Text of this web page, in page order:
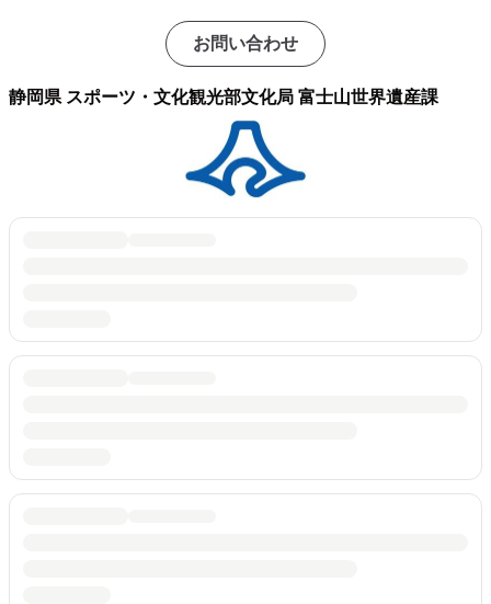
お問い合わせ
静岡県 スポーツ・文化観光部文化局 富士山世界遺産課